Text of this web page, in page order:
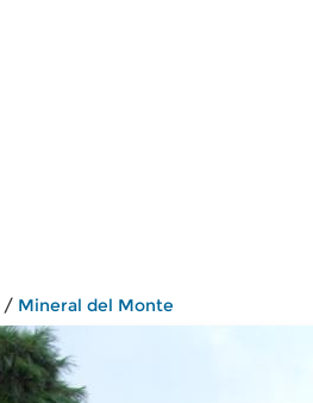
/ Mineral del Monte